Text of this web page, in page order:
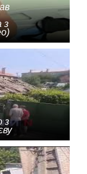
з
з